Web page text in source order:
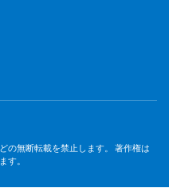
の無断転載を禁止します。 著作権は
す。